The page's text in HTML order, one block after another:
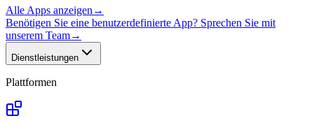
Alle Apps anzeigen →
Benötigen Sie eine benutzerdefinierte App? Sprechen Sie mit
unserem Team→
Dienstleistungen
Plattformen